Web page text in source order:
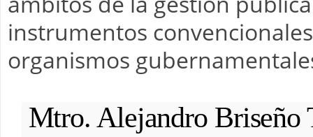
instrumentos
organismos
Mtro. Alejandro Briseño